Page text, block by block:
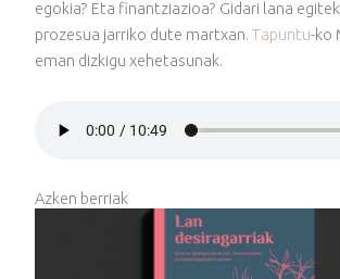
egokia? Eta finantziazioa? Gidari lana
prozesua jarriko dute martxan.Tapuntu-ko
eman dizkigu xehetasunak.
Azken berriak